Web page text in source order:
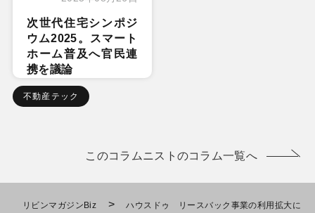
次世代住宅シンポジ
ウム2025。スマート
ホーム普及へ官民連
携を議論
不動産テック
このコラムニストのコラム一覧へ
リビンマガジンBiz >
ハウスドゥ リースバック事業の利用拡大に